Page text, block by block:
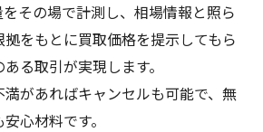
その場で計測し、相場情報と照ら
をもとに買取価格を提示してもら
る取引が実現します。
満があればキャンセルも可能で、無
心材料です。